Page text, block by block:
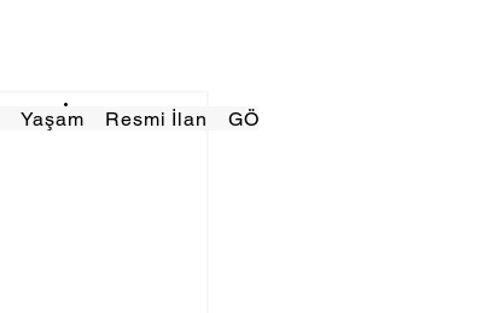
Yaşam Resmi İlan GÖRÜNÜMTV